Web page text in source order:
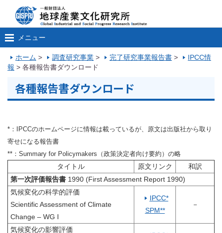
メニュー
ホーム > 調査研究事業 > 完了研究事業報告書 >
IPCC情
報 > 各種報告書ダウンロード
各種報告書ダウンロード
*：IPCCのホームページに情報は載っているが、原文は出版社から取り
寄せになる報告書
**：Summary for Policymakers（政策決定者向け要約）の略
タイトル 原文リンク
和訳
第一次評価報告書 1990 (First Assessment Report 1990)
気候変化の科学的評価
Scientific Assessment of Climate
Change – WG I
IPCC*
SPM**
－
気候変化の影響評価